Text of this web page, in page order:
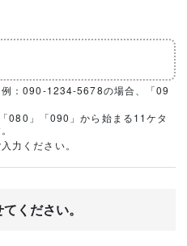
：090-1234-5678の場合、「09
080」「090」から始まる11ケタ
力ください。
ください。